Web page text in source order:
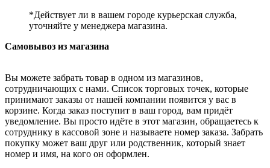
*Действует ли в вашем городе курьерская служба,
уточняйте у менеджера магазина.
Самовывоз из магазина
Вы можете забрать товар в одном из магазинов,
сотрудничающих с нами. Список торговых точек, которые
принимают заказы от нашей компании появится у вас в
корзине. Когда заказ поступит в ваш город, вам придёт
уведомление. Вы просто идёте в этот магазин, обращаетесь к
сотруднику в кассовой зоне и называете номер заказа. Забрать
покупку может ваш друг или родственник, который знает
номер и имя, на кого он оформлен.